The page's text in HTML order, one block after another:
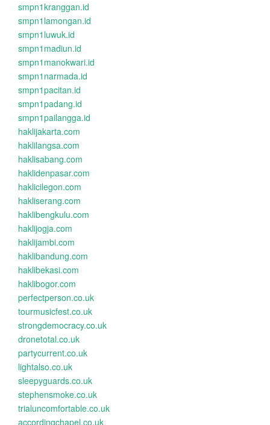
smpn1kranggan.id
smpn1lamongan.id
smpn1luwuk.id
smpn1madiun.id
smpn1manokwari.id
smpn1narmada.id
smpn1pacitan.id
smpn1padang.id
smpn1pailangga.id
haklijakarta.com
haklilangsa.com
haklisabang.com
haklidenpasar.com
haklicilegon.com
hakliserang.com
haklibengkulu.com
haklijogja.com
haklijambi.com
haklibandung.com
haklibekasi.com
haklibogor.com
perfectperson.co.uk
tourmusicfest.co.uk
strongdemocracy.co.uk
dronetotal.co.uk
partycurrent.co.uk
lightalso.co.uk
sleepyguards.co.uk
stephensmoke.co.uk
trialuncomfortable.co.uk
accordingchapel.co.uk